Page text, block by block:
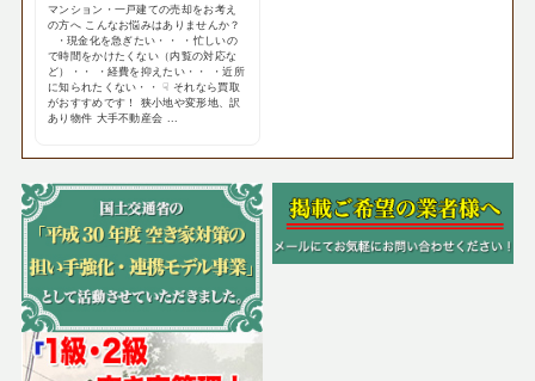
マンション・一戸建ての売却をお考え
の方へ こんなお悩みはありませんか？
・現金化を急ぎたい・・ ・忙しいの
で時間をかけたくない（内覧の対応な
ど）・・ ・経費を抑えたい・・ ・近所
に知られたくない・・ ☟ それなら買取
がおすすめです！ 狭小地や変形地、訳
あり物件 大手不動産会 ...